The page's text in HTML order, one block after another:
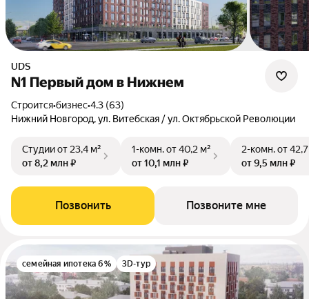
UDS
N1 Первый дом в Нижнем
Строится•бизнес•4.3 (63)
Нижний Новгород, ул. Витебская / ул. Октябрьской Революции
Студииот 23,4 м²
от 8,2 млн ₽
1-комн.от 40,2 м²
от 10,1 млн ₽
2-комн.от
от 9,5 млн ₽
Позвонить Позвоните мне
семейная ипотека 6% 3D-тур